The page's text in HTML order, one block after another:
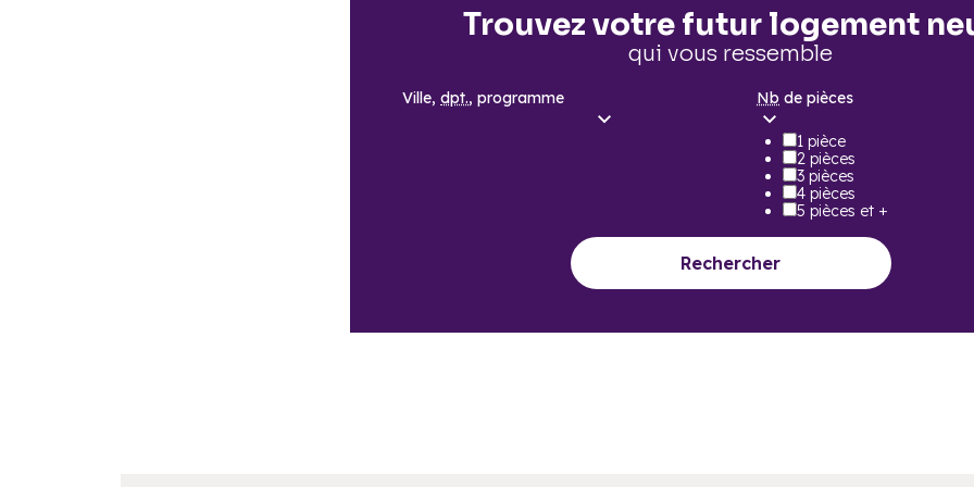
Trouvez votre futur logement
qui vous ressemble
Ville, dpt., programme Nb de pièces
1 pièce
2 pièces
3 pièces
4 pièces
5 pièces et +
Rechercher